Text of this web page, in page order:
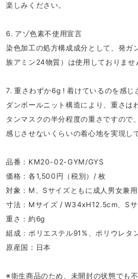
楽しみください。
6. アゾ色素不使用宣言
染色加工の処方構成成分として、発ガ
族アミン24物質）は使用しておりませ
7. 重さわずか6g ! 着けているのを感じ
ダンボールニット構造により、重さは
タンマスクの半分程度の重さですので
感じさせないくらいの着心地を実現し
品番：KM20-02-GYM/GYS
価格：各1,500円（税別）/ 枚
対象：M、Sサイズともに成人男女兼用
寸法：Mサイズ / W34xH12.5cm、S
重さ：約6g
組成：ポリエステル91%、ポリウレタ
原産国：日本
※衛生商品のため、未開封の状態でも